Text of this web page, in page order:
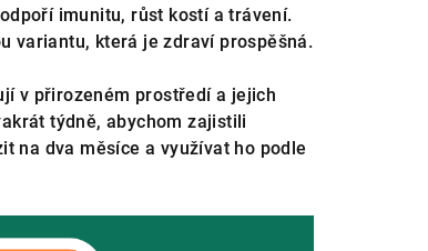
imunitu, růst kostí a trávení.
variantu, která je zdraví prospěšná.
v přirozeném prostředí a jejich
týdně, abychom zajistili
na dva měsíce a využívat ho podle